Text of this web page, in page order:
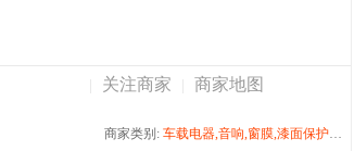
商家类别: 车载电器,音响,窗膜,漆面保护膜,非常城市,量子,窗膜,漆面保护膜,改色膜,记录仪,导航,卡仕达,行影通
关注商家 商家地图